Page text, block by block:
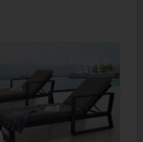
HIGOLD
SALE